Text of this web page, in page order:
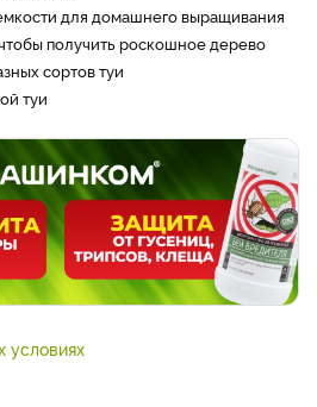
для домашнего выращивания
получить роскошное дерево
сортов туи
туи